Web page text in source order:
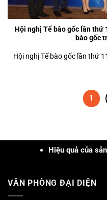
Hội nghị Tế bào gốc lần thứ
bào gốc
Hội nghị Tế bào gốc lần thứ
1
quả của sản phẩm còn tùy
VĂN PHÒNG ĐẠI DIỆN